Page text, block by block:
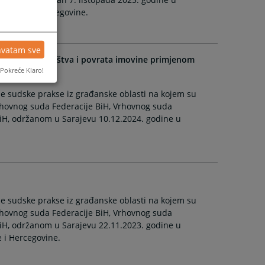
Bosne i Hercegovine.
prava vlasništva i povrata imovine primjenom
sudske prakse iz građanske oblasti na kojem su
suda Federacije BiH, Vrhovnog suda
održanom u Sarajevu 10.12.2024. godine u
sudske prakse iz građanske oblasti na kojem su
suda Federacije BiH, Vrhovnog suda
održanom u Sarajevu 22.11.2023. godine u
i Hercegovine.
sve
Pokreće Klaro!